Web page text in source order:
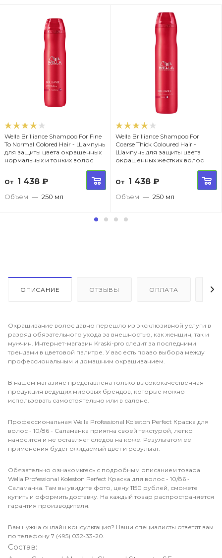
Wella Brilliance Shampoo For Fine
To Normal Colored Hair - Шампунь
для защиты цвета окрашенных
нормальных и тонких волос
От 1 438 ₽
Объем — 250 мл
Wella Brilliance Shampoo For
Coarse Thick Coloured Hair -
Шампунь для защиты цвета
окрашенных жестких волос
От 1 438 ₽
Объем — 250 мл
ОПИСАНИЕ ОТЗЫВЫ ОПЛАТА
Окрашивание волос давно перешло из эксклюзивной услуги в
разряд обязательного ухода за внешностью, как женщин, так и
мужчин. Интернет-магазин Kraski-pro следит за последними
трендами в цветовой палитре. У вас есть право выбора между
профессиональным и домашним окрашиванием.
В нашем магазине представлена только высококачественная
продукция ведущих мировых брендов, которые можно
использовать самостоятельно или в салоне.
Профессиональная Wella Professional Koleston Perfect Краска для
волос - 10/86 - Саламанка приятна своей текстурой, легко
наносится и не оставляет следов на коже. Результатом ее
применения будет ожидаемый цвет и результат.
Обязательно ознакомьтесь с подробным описанием товара
Wella Professional Koleston Perfect Краска для волос - 10/86 -
Саламанка. Там вы увидите фото, цену 1150 рублей, сможете
купить и оформить доставку. На каждый товар распространяется
гарантия производителя.
Вам нужна онлайн консультация? Наши специалисты ответят вам
по телефону 7 (495) 032-33-20.
Состав: